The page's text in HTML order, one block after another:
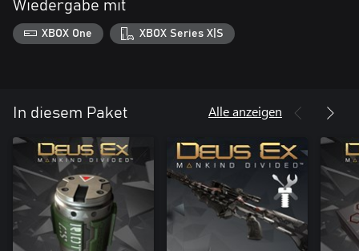
Wiedergabe mit
XBOX One XBOX Series X|S
In diesem Paket Alle anzeigen